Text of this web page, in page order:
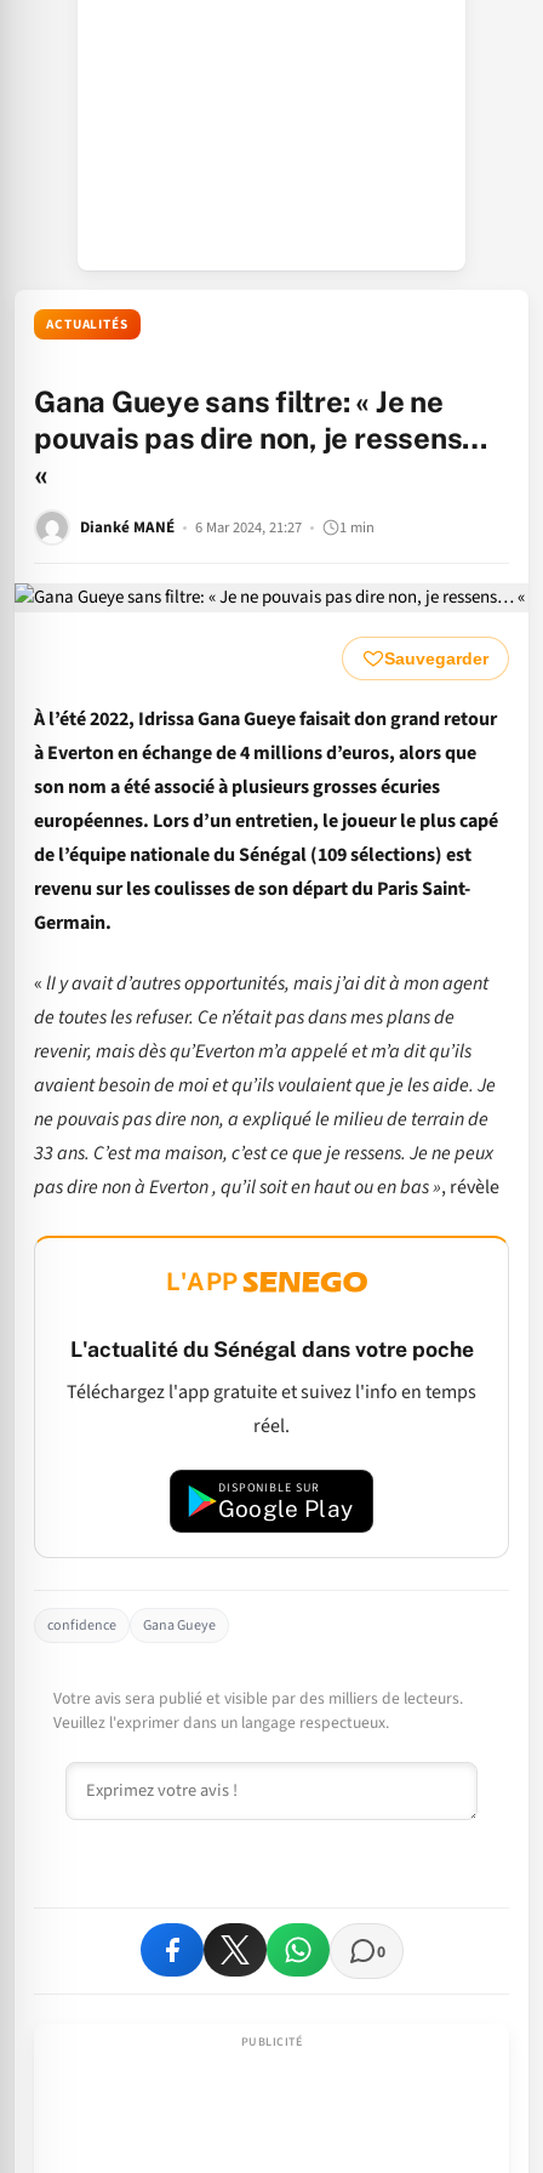
ACTUALITÉS
Gana Gueye sans filtre: « Je ne
pouvais pas dire non, je ressens…
«
Dianké MANÉ 6 Mar 2024, 21:27 1 min
Sauvegarder
À l’été 2022, Idrissa Gana Gueye faisait don grand retour
à Everton en échange de 4 millions d’euros, alors que
son nom a été associé à plusieurs grosses écuries
européennes. Lors d’un entretien, le joueur le plus capé
de l’équipe nationale du Sénégal (109 sélections) est
revenu sur les coulisses de son départ du Paris Saint-
Germain.
«lI y avait d’autres opportunités, mais j’ai dit à mon agent
de toutes les refuser. Ce n’était pas dans mes plans de
revenir, mais dès qu’Everton m’a appelé et m’a dit qu’ils
avaient besoin de moi et qu’ils voulaient que je les aide. Je
ne pouvais pas dire non, a expliqué le milieu de terrain de
33 ans. C’est ma maison, c’est ce que je ressens. Je ne peux
pas dire non à Everton , qu’il soit en haut ou en bas », révèle
L'APP
L'actualité du Sénégal dans votre poche
Téléchargez l'app gratuite et suivez l'info en temps
réel.
DISPONIBLE SUR
Google Play
confidence Gana Gueye
Votre avis sera publié et visible par des milliers de lecteurs.
Veuillez l'exprimer dans un langage respectueux.
Commentaire
0